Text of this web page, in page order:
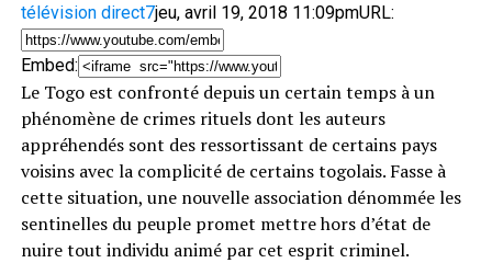
télévision direct7jeu, avril 19, 2018 11:09pmURL:
Embed:
Le Togo est confronté depuis un certain temps à un
phénomène de crimes rituels dont les auteurs
appréhendés sont des ressortissant de certains pays
voisins avec la complicité de certains togolais. Fasse à
cette situation, une nouvelle association dénommée les
sentinelles du peuple promet mettre hors d’état de
nuire tout individu animé par cet esprit criminel.